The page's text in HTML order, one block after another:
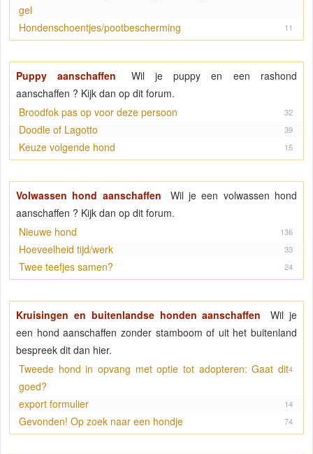
gel
11
Hondenschoentjes/pootbescherming
Puppy aanschaffen
Wil je puppy en een rashond
aanschaffen ? Kijk dan op dit forum.
32
Broodfok pas op voor deze persoon
39
Doodle of Lagotto
15
Keuze volgende hond
Volwassen hond aanschaffen
Wil je een volwassen hond
aanschaffen ? Kijk dan op dit forum.
136
Nieuwe hond
33
Hoeveelheid tijd/werk
24
Twee teefjes samen?
Kruisingen en buitenlandse honden aanschaffen
Wil je
een hond aanschaffen zonder stamboom of uit het buitenland
bespreek dit dan hier.
4
Tweede hond in opvang met optie tot adopteren: Gaat dit
goed?
14
export formulier
74
Gevonden! Op zoek naar een hondje